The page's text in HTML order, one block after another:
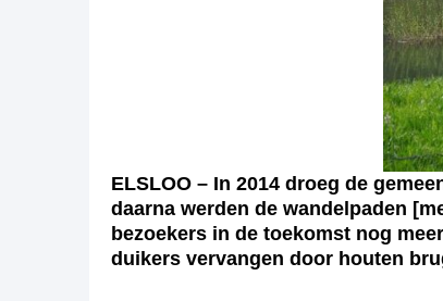
ELSLOO – In 2014 droeg de
daarna werden de wandelpaden
bezoekers in de toekomst nog
duikers vervangen door houten